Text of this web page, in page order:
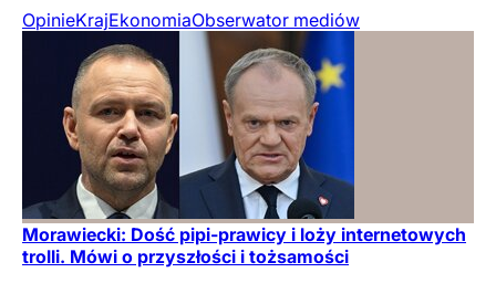
OpinieKrajEkonomiaObserwator mediów
Morawiecki: Dość pipi-prawicy i loży internetowych
trolli. Mówi o przyszłości i tożsamości